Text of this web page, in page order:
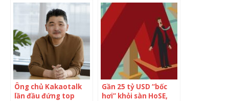
những người bạn
thời còn nghèo khó:
Bạn tốt sẽ luôn ở bên
bạn dù giàu hay
nghèo!
tỷ đồng, không chia
cổ tức 2021
Ông chủ Kakaotalk
lần đầu đứng top
Gần 25 tỷ USD “bốc
hơi” khỏi sàn HoSE,